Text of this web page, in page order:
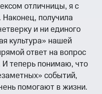
отличницы, я с
получила
и ни единого
культура» нашей
ответ на вопрос
И теперь понимаю, что
событий,
помогают в жизни.